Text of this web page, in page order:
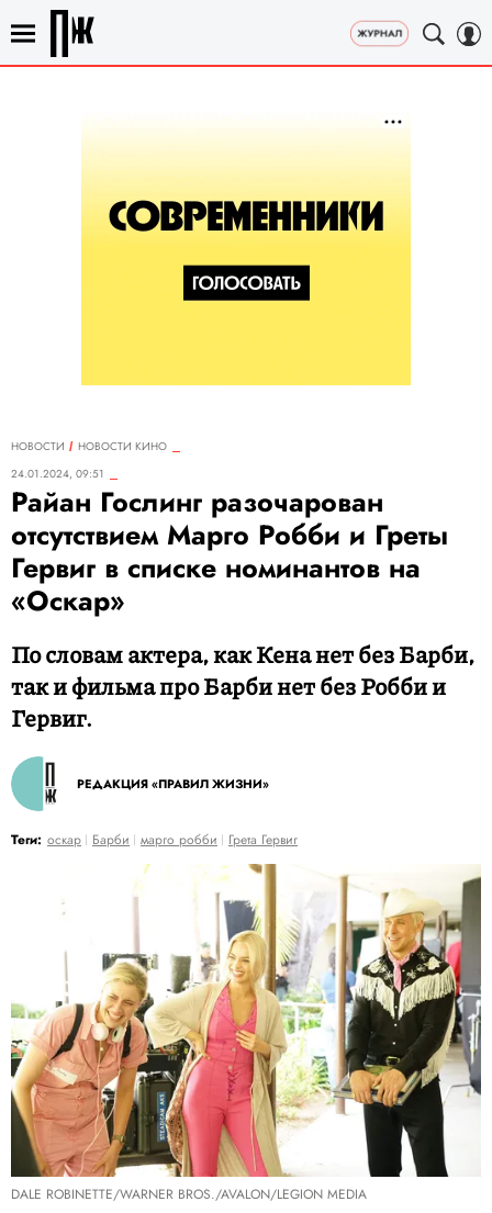
НОВОСТИ
НОВОСТИ КИНО
24.01.2024, 09:51
Райан Гослинг разочарован
отсутствием Марго Робби и Греты
Гервиг в списке номинантов на
«Оскар»
По словам актера, как Кена нет без Барби,
так и фильма про Барби нет без Робби и
Гервиг.
РЕДАКЦИЯ «ПРАВИЛ ЖИЗНИ»
Теги: оскар Барби марго робби Грета Гервиг
DALE ROBINETTE/WARNER BROS./AVALON/LEGION MEDIA